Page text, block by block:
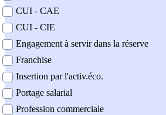
CUI - CAE
CUI - CIE
Engagement à servir dans la réserve
Franchise
Insertion par l'activ.éco.
Portage salarial
Profession commerciale